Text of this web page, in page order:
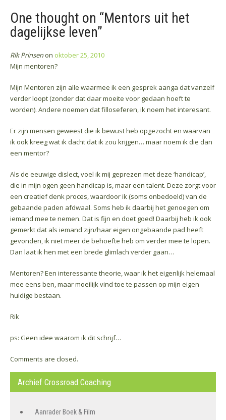
One thought on “Mentors uit het
dagelijkse leven”
Rik Prinsenon oktober 25, 2010
Mijn mentoren?
Mijn Mentoren zijn alle waarmee ik een gesprek aanga dat vanzelf
verder loopt (zonder dat daar moeite voor gedaan hoeft te
worden). Andere noemen dat filloseferen, ik noem het interesant.
Er zijn mensen geweest die ik bewust heb opgezocht en waarvan
ik ook kreeg wat ik dacht dat ik zou krijgen… maar noem ik die dan
een mentor?
Als de eeuwige dislect, voel ik mij geprezen met deze ‘handicap’,
die in mijn ogen geen handicap is, maar een talent. Deze zorgt voor
een creatief denk proces, waardoor ik (soms onbedoeld) van de
gebaande paden afdwaal. Soms heb ik daarbij het genoegen om
iemand mee te nemen. Dat is fijn en doet goed! Daarbij heb ik ook
gemerkt dat als iemand zijn/haar eigen ongebaande pad heeft
gevonden, ik niet meer de behoefte heb om verder mee te lopen.
Dan laat ik hen met een brede glimlach verder gaan…
Mentoren? Een interessante theorie, waar ik het eigenlijk helemaal
mee eens ben, maar moeilijk vind toe te passen op mijn eigen
huidige bestaan.
Rik
ps: Geen idee waarom ik dit schrijf…
Comments are closed.
Archief Crossroad Coaching
Aanrader Boek & Film